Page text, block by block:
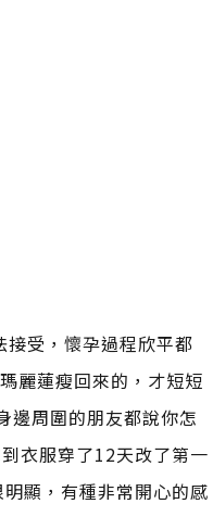
受，懷孕過程欣平都
麗蓮瘦回來的，才短短
邊周圍的朋友都說你怎
衣服穿了12天改了第一
顯，有種非常開心的感